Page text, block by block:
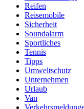
Reifen
Reisemobile
Sicherheit
Soundalarm
Sportliches
Tennis
Tipps
Umweltschutz
Unternehmen
Urlaub
Van